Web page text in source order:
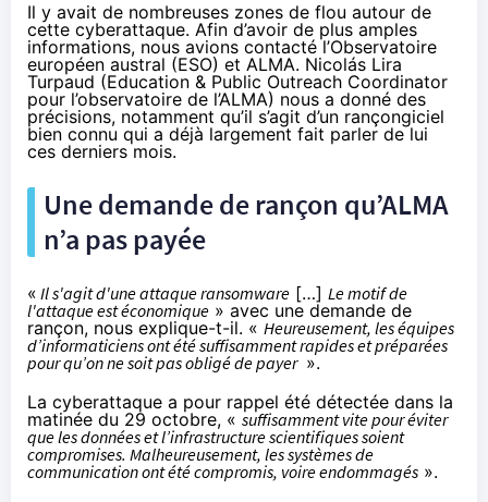
Il y avait de nombreuses zones de flou autour de
cette cyberattaque. Afin d’avoir de plus amples
informations, nous avions contacté l’Observatoire
européen austral (ESO) et ALMA. Nicolás Lira
Turpaud (Education & Public Outreach Coordinator
pour l’observatoire de l’ALMA) nous a donné des
précisions, notamment qu’il s’agit d’un rançongiciel
bien connu qui a déjà largement fait parler de lui
ces derniers mois.
Une demande de rançon qu’ALMA
n’a pas payée
« Il s'agit d'une attaque ransomware […] Le motif de
l'attaque est économique » avec une demande de
rançon, nous explique-t-il. « Heureusement, les équipes
d’informaticiens ont été suffisamment rapides et préparées
pour qu’on ne soit pas obligé de payer ».
La cyberattaque a pour rappel été détectée dans la
matinée du 29 octobre, « suffisamment vite pour éviter
que les données et l’infrastructure scientifiques soient
compromises. Malheureusement, les systèmes de
communication ont été compromis, voire endommagés ».